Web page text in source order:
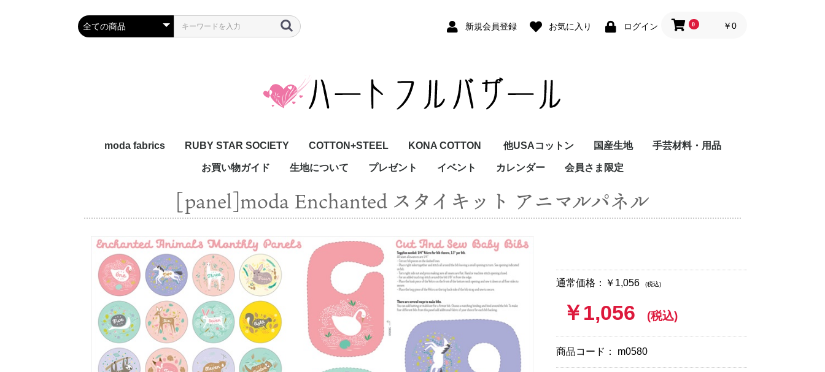
新規会員登録 お気に入り ログイン 0 ￥0
moda fabrics RUBY STAR SOCIETY COTTON+STEEL KONA COTTON 他USAコットン 国産生地 手芸材料・用品
お買い物ガイド 生地について プレゼント イベント カレンダー 会員さま限定
[panel]moda Enchanted スタイキット アニマルパネル
通常価格：￥1,056 (税込)
￥1,056 (税込)
商品コード： m0580